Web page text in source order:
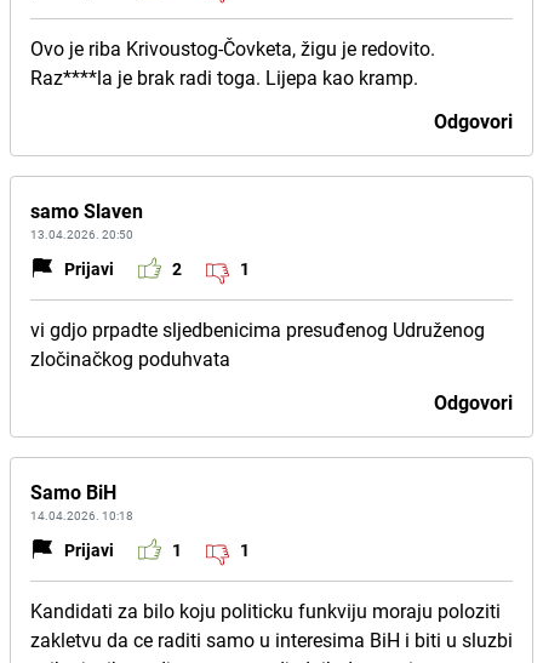
Ovo je riba Krivoustog-Čovketa, žigu je redovito.
Raz****la je brak radi toga. Lijepa kao kramp.
Odgovori
samo Slaven
13.04.2026. 20:50
Prijavi 2 1
vi gdjo prpadte sljedbenicima presuđenog Udruženog
zločinačkog poduhvata
Odgovori
Samo BiH
14.04.2026. 10:18
Prijavi 1 1
Kandidati za bilo koju politicku funkviju moraju poloziti
zakletvu da ce raditi samo u interesima BiH i biti u sluzbi